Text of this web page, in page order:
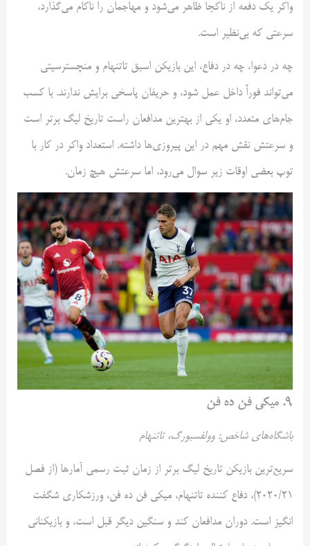
واکر یک دفعه از ناکجا ظاهر می‌شود و مهاجمان را ناکام می‌گذارد،
سرعتی که بی‌نظیر است.
چه در دعوا، چه در دفاع، این بازیکن اسبق تاتنهام و منچسترسیتی
می‌تواند فوراً داخل عمل شود، و حریفان پاسخی برایش ندارند. با کسب
جام‌های متعدد، او یکی از بهترین مدافعان راست تاریخ لیگ برتر است
و سرعتش نقش مهم در این پیروزی‌ها داشته. استعداد واکر در کار با
توپ بعضی اوقات زیر سوال می‌رود، اما سرعتش هیچ زمان.
۹. میکی فن ده فن
باشگاه‌های شاخص: وولفسبورگ، تاتنهام
سریع‌ترین بازیکن تاریخ لیگ برتر از زمان ثبت رسمی آمارها (از فصل
۲۰۲۰/۲۱)، دفاع کننده تاتنهام، میکی فن ده فن، ورزشکاری شگفت
انگیز است. دوران مدافعان کند و سنگین دیگر قبل است، و بازیکنانی